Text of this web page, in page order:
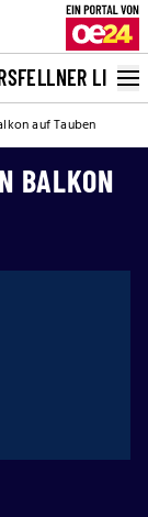
FELLNER LIVE
auf Tauben
BALKON